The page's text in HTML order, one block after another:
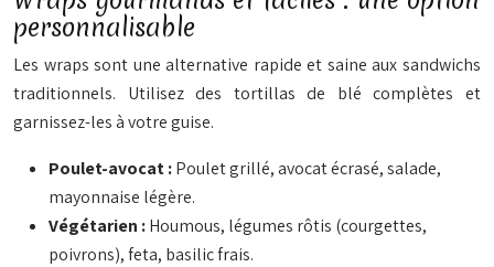
personnalisable
Les wraps sont une alternative rapide et saine aux sandwichs
traditionnels. Utilisez des tortillas de blé complètes et
garnissez-les à votre guise.
Poulet-avocat :Poulet grillé, avocat écrasé, salade,
mayonnaise légère.
Végétarien :Houmous, légumes rôtis (courgettes,
poivrons), feta, basilic frais.